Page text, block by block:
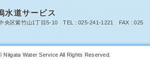
水道サービス
央区紫竹山1丁目5-10 TEL : 025-241-1221 FAX : 025
Niigata Water Service All Rights Reserved.